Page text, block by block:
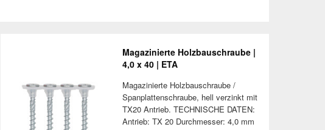
Magazinierte Holzbauschraube |
4,0 x 40 | ETA
Magazinierte Holzbauschraube /
Spanplattenschraube, hell verzinkt mit
TX20 Antrieb. TECHNISCHE DATEN:
Antrieb: TX 20 Durchmesser: 4,0 mm